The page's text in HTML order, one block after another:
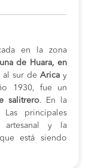
en la zona
de Huara, en
al sur de Arica y
1930, fue un
salitrero. En la
principales
artesanal y la
está siendo